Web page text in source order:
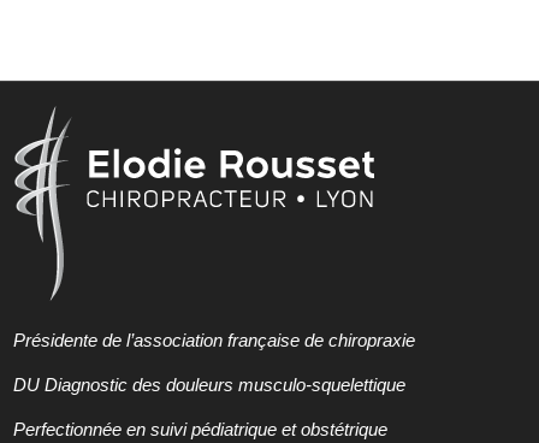
Présidente de l’association française de chiropraxie
DU Diagnostic des douleurs musculo-squelettique
Perfectionnée en suivi pédiatrique et obstétrique